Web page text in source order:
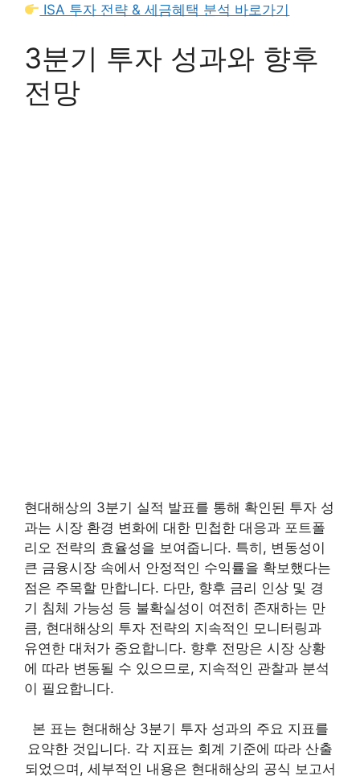
ISA 투자 전략 & 세금혜택 분석 바로가기
3분기 투자 성과와 향후
전망
현대해상의 3분기 실적 발표를 통해 확인된 투자 성
과는 시장 환경 변화에 대한 민첩한 대응과 포트폴
리오 전략의 효율성을 보여줍니다. 특히, 변동성이
큰 금융시장 속에서 안정적인 수익률을 확보했다는
점은 주목할 만합니다. 다만, 향후 금리 인상 및 경
기 침체 가능성 등 불확실성이 여전히 존재하는 만
큼, 현대해상의 투자 전략의 지속적인 모니터링과
유연한 대처가 중요합니다. 향후 전망은 시장 상황
에 따라 변동될 수 있으므로, 지속적인 관찰과 분석
이 필요합니다.
본 표는 현대해상 3분기 투자 성과의 주요 지표를
요약한 것입니다. 각 지표는 회계 기준에 따라 산출
되었으며, 세부적인 내용은 현대해상의 공식 보고서